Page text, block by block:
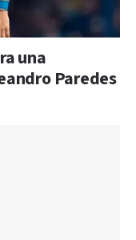
una
Paredes